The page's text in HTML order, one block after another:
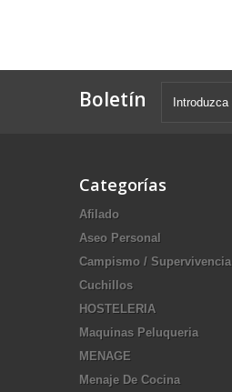
Boletín
Categorías
Afilado
Aseo Personal
Campismo / Supervivencia
Cuchillos
HOSTELERIA
Maquinas Peluqueria
MENAGE
Menaje De Cocina